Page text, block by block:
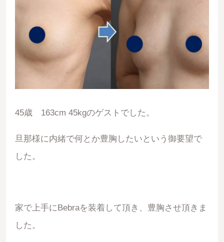
45歳 163cm 45kgのゲストでした。
旦那様に内緒で何とか豊胸したいという御要望で
した。
家で上手にBebraを装着して頂き、豊胸させ頂きま
した。